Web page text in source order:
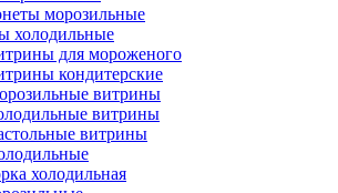
морозильные
холодильные
для мороженого
кондитерские
витрины
витрины
витрины
холодильная